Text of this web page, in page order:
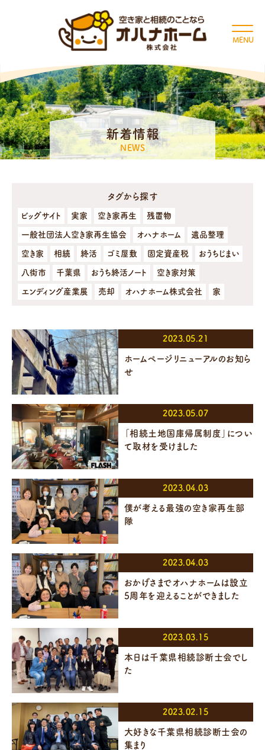
MENU
新着情報
NEWS
タグから探す
ビッグサイト 実家 空き家再生 残置物
一般社団法人空き家再生協会 オハナホーム 遺品整理
空き家 相続 終活 ゴミ屋敷 固定資産税 おうちじまい
八街市 千葉県 おうち終活ノート 空き家対策
エンディング産業展 売却 オハナホーム株式会社 家
2023.05.21
ホームページリニューアルのお知ら
せ
2023.05.07
「相続土地国庫帰属制度」につい
て取材を受けました
2023.04.03
僕が考える最強の空き家再生部
隊
2023.04.03
おかげさまでオハナホームは設立
5周年を迎えることができました
2023.03.15
本日は千葉県相続診断士会でし
た
2023.02.15
大好きな千葉県相続診断士会の
集まり